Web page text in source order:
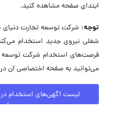
ابتدای صفحه مشاهده کنید.
توجه:
شغلی نیروی جدید استخدام
فرصت‌های استخدام شرکت توسعه
می‌توانید به صفحه اختصاصی آن
لیست آگهی‌های استخدام